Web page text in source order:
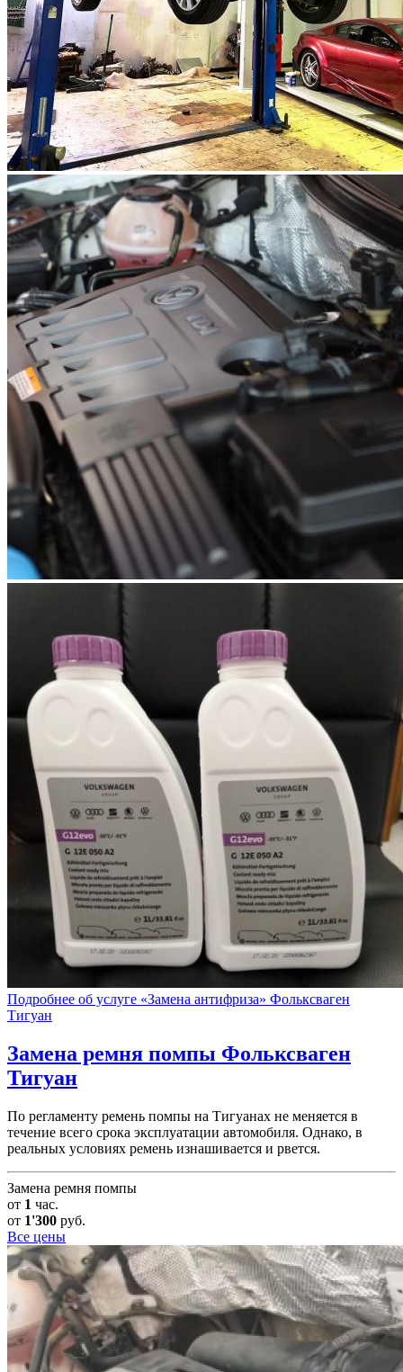
Подробнее об услуге «Замена антифриза» Фольксваген
Тигуан
Замена ремня помпы Фольксваген
Тигуан
По регламенту ремень помпы на Тигуанах не меняется в
течение всего срока эксплуатации автомобиля. Однако, в
реальных условиях ремень изнашивается и рвется.
Замена ремня помпы
от 1 час.
от 1'300 руб.
Все цены